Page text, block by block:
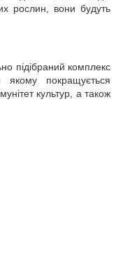
рослин, вони будуть
підібраний комплекс
якому покращується
культур, а також